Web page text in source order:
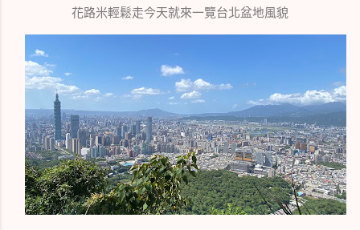
花路米輕鬆走今天就來一覽台北盆地風貌